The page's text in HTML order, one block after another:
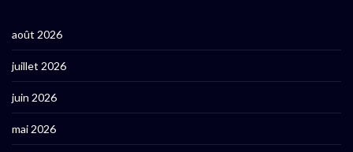
août 2026
juillet 2026
juin 2026
mai 2026